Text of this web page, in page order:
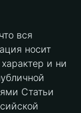
вся
носит
и ни
Статьи